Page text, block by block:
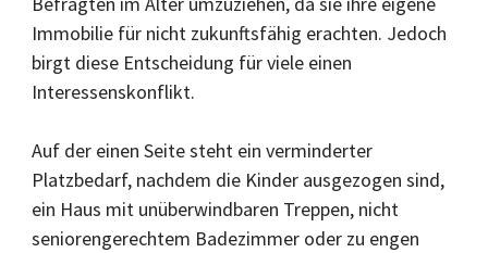
Immobilie für nicht zukunftsfähig erachten. Jedoch
birgt diese Entscheidung für viele einen
Interessenskonflikt.
Auf der einen Seite steht ein verminderter
Platzbedarf, nachdem die Kinder ausgezogen sind,
ein Haus mit unüberwindbaren Treppen, nicht
seniorengerechtem Badezimmer oder zu engen